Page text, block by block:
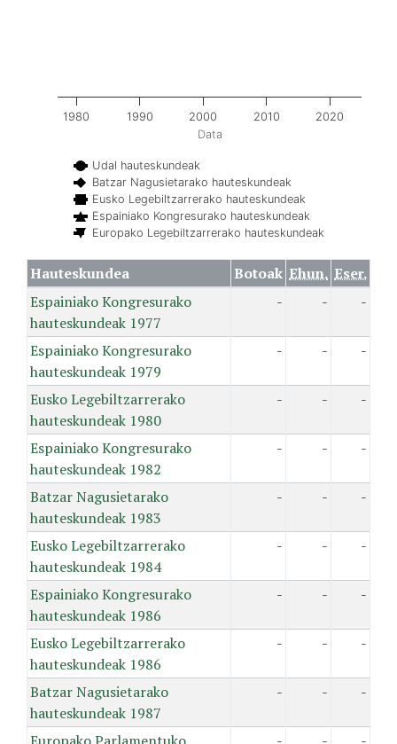
Data
Udal hauteskundeak
Batzar Nagusietarako hauteskundeak
Eusko Legebiltzarrerako hauteskundeak
Espainiako Kongresurako hauteskundeak
Europako Legebiltzarrerako hauteskundeak
1980 1990 2000 2010 2020
Hauteskundea Botoak Ehun. Eser.
Espainiako Kongresurako
hauteskundeak 1977
- - -
Espainiako Kongresurako
hauteskundeak 1979
- - -
Eusko Legebiltzarrerako
hauteskundeak 1980
- - -
Espainiako Kongresurako
hauteskundeak 1982
- - -
Batzar Nagusietarako
hauteskundeak 1983
- - -
Eusko Legebiltzarrerako
hauteskundeak 1984
- - -
Espainiako Kongresurako
hauteskundeak 1986
- - -
Eusko Legebiltzarrerako
hauteskundeak 1986
- - -
Batzar Nagusietarako
hauteskundeak 1987
- - -